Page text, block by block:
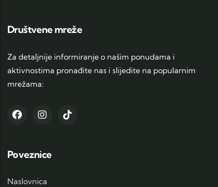
Društvene mreže
Za detaljnije informiranje o našim ponudama i
aktivnostima pronađite nas i slijedite na popularnim
mrežama:
Poveznice
Naslovnica